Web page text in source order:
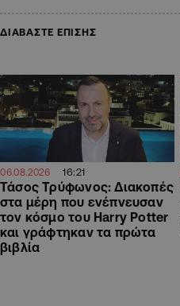
ΔΙΑΒΑΣΤΕ ΕΠΙΣΗΣ
06.08.2026 16:21
Τάσος Τρύφωνος: Διακοπές
στα μέρη που ενέπνευσαν
τον κόσμο του Harry Potter
και γράφτηκαν τα πρώτα
βιβλία